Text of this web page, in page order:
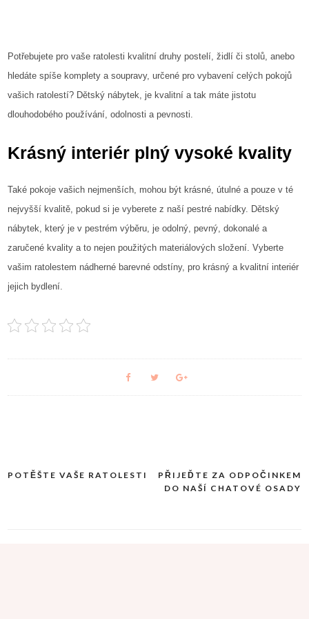
Potřebujete pro vaše ratolesti kvalitní druhy postelí, židlí či stolů, anebo
hledáte spíše komplety a soupravy, určené pro vybavení celých pokojů
vašich ratolestí? Dětský nábytek, je kvalitní a tak máte jistotu
dlouhodobého používání, odolnosti a pevnosti.
Krásný interiér plný vysoké kvality
Také pokoje vašich nejmenších, mohou být krásné, útulné a pouze v té
nejvyšší kvalitě, pokud si je vyberete z naší pestré nabídky. Dětský
nábytek, který je v pestrém výběru, je odolný, pevný, dokonalé a
zaručené kvality a to nejen použitých materiálových složení. Vyberte
vašim ratolestem nádherné barevné odstíny, pro krásný a kvalitní interiér
jejich bydlení.
Navigace
POTĚŠTE VAŠE RATOLESTI
PŘIJEĎTE ZA ODPOČINKEM
DO NAŠÍ CHATOVÉ OSADY